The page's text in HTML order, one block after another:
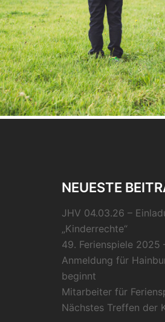
NEUESTE
JHV 04.03.26 –
„Kinderrechte“
49. Ferienspiele 2025
Anmeldung für
beginnt
Mitarbeiter für
Nächstes Treffen der